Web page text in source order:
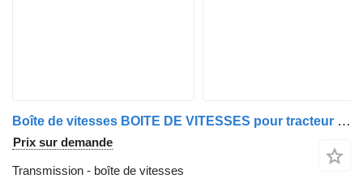
Boîte de vitesses BOITE DE VITESSES pour tracteur routier Mercedes-Benz AXOR - ACTROS
Prix sur demande
Transmission - boîte de vitesses